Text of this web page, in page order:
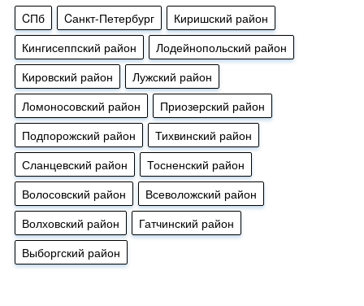
CПб Cанкт-Петербург
Киришский район
Кингисеппский район
Лодейнопольский район
Кировский район
Лужский район
Ломоносовский район
Приозерский район
Подпорожский район
Тихвинский район
Сланцевский район
Тосненский район
Волосовский район
Всеволожский район
Волховский район
Гатчинский район
Выборгский район